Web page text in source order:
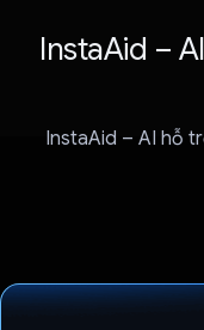
InstaAid –
InstaAid – AI hỗ